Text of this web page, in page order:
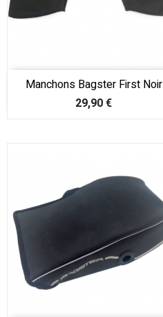
Manchons Bagster First Noir
Prix
29,90 €